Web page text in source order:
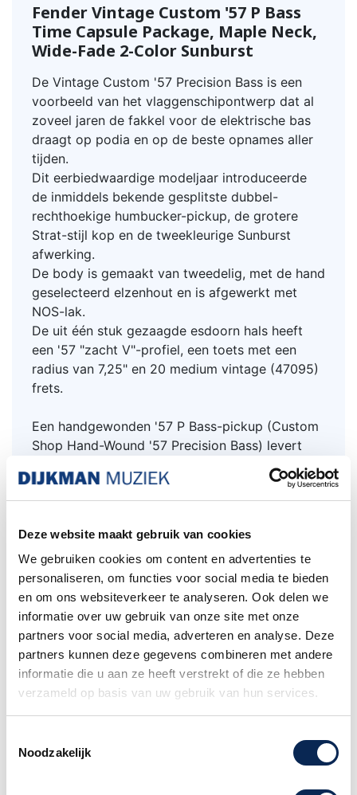
Deze website maakt gebruik van cookies
We gebruiken cookies om content en advertenties te
personaliseren, om functies voor social media te bieden
en om ons websiteverkeer te analyseren. Ook delen we
informatie over uw gebruik van onze site met onze
partners voor social media, adverteren en analyse. Deze
partners kunnen deze gegevens combineren met andere
informatie die u aan ze heeft verstrekt of die ze hebben
verzameld op basis van uw gebruik van hun services.
Noodzakelijk
Fender Vintage Custom '57 P Bass
Time Capsule Package, Maple Neck,
Wide-Fade 2-Color Sunburst
De Vintage Custom '57 Precision Bass is een
voorbeeld van het vlaggenschipontwerp dat al
zoveel jaren de fakkel voor de elektrische bas
draagt op podia en op de beste opnames aller
tijden.
Dit eerbiedwaardige modeljaar introduceerde
de inmiddels bekende gesplitste dubbel-
rechthoekige humbucker-pickup, de grotere
Strat-stijl kop en de tweekleurige Sunburst
afwerking.
De body is gemaakt van tweedelig, met de hand
geselecteerd elzenhout en is afgewerkt met
NOS-lak.
De uit één stuk gezaagde esdoorn hals heeft
een '57 "zacht V"-profiel, een toets met een
radius van 7,25" en 20 medium vintage (47095)
frets.
Een handgewonden '57 P Bass-pickup (Custom
Shop Hand-Wound '57 Precision Bass) levert
een perfecte vintage low-end dreun en is
bedraad om de volume- en toonregeling te
beheersen. Andere kenmerken zijn onder meer
goudgeanodiseerde slagplaat, een vintage-stijl
basbrug met vier zadels, vintage-stijl
stemmechanieken, benen topkam.
Vanaf de Custom shop fabriek is de basgitaar
afgesteld opStainless Steel Flatwound
(.055-.105 Gauges) snaren.
Inclusief luxe koffer, riem en